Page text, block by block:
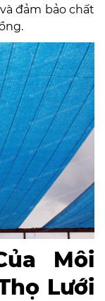
đảm bảo chất
Môi
Lưới